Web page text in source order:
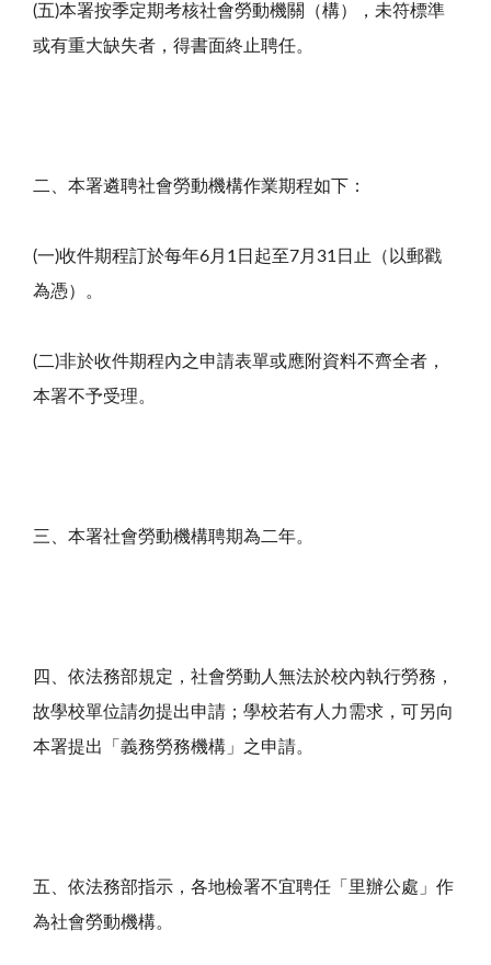
(五)本署按季定期考核社會勞動機關（構），未符標準
或有重大缺失者，得書面終止聘任。
二、本署遴聘社會勞動機構作業期程如下：
(一)收件期程訂於每年6月1日起至7月31日止（以郵戳
為憑）。
(二)非於收件期程內之申請表單或應附資料不齊全者，
本署不予受理。
三、本署社會勞動機構聘期為二年。
四、依法務部規定，社會勞動人無法於校內執行勞務，
故學校單位請勿提出申請；學校若有人力需求，可另向
本署提出「義務勞務機構」之申請。
五、依法務部指示，各地檢署不宜聘任「里辦公處」作
為社會勞動機構。